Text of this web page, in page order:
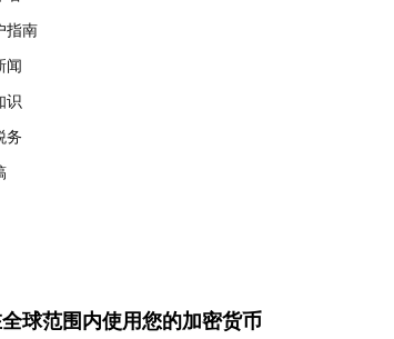
指南
闻
识
务
球范围内使用您的加密货币